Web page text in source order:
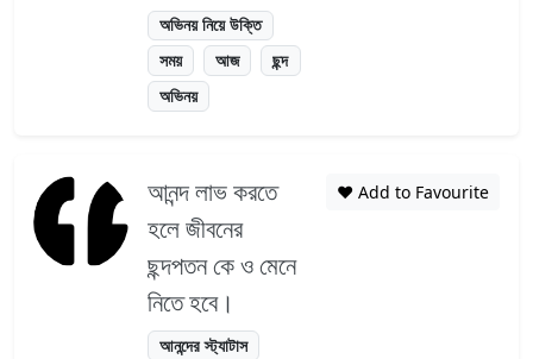
অভিনয় নিয়ে উক্তি
সময়
আজ
ছন্দ
অভিনয়
আনন্দ লাভ করতে
হলে জীবনের
ছন্দপতন কে ও মেনে
নিতে হবে।
আনন্দের স্ট্যাটাস
❤️ Add to Favourite